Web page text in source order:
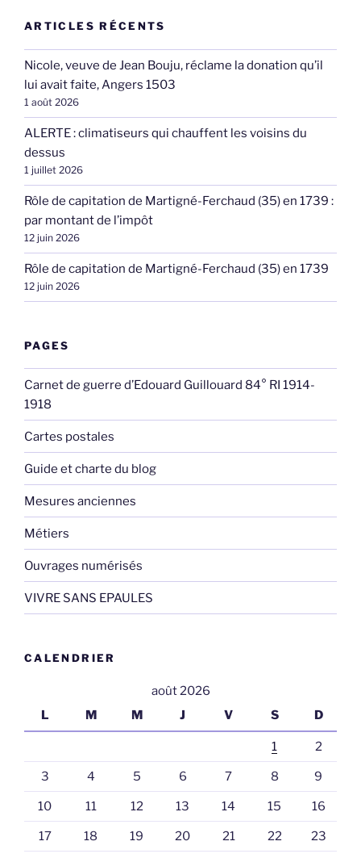
ARTICLES RÉCENTS
Nicole, veuve de Jean Bouju, réclame la donation qu’il
lui avait faite, Angers 1503
1 août 2026
ALERTE : climatiseurs qui chauffent les voisins du
dessus
1 juillet 2026
Rôle de capitation de Martigné-Ferchaud (35) en 1739 :
par montant de l’impôt
12 juin 2026
Rôle de capitation de Martigné-Ferchaud (35) en 1739
12 juin 2026
PAGES
Carnet de guerre d’Edouard Guillouard 84° RI 1914-
1918
Cartes postales
Guide et charte du blog
Mesures anciennes
Métiers
Ouvrages numérisés
VIVRE SANS EPAULES
CALENDRIER
août 2026
L
M M J V S D
1 2
3 4 5 6 7 8 9
10 11 12 13 14 15 16
17 18 19 20 21 22 23